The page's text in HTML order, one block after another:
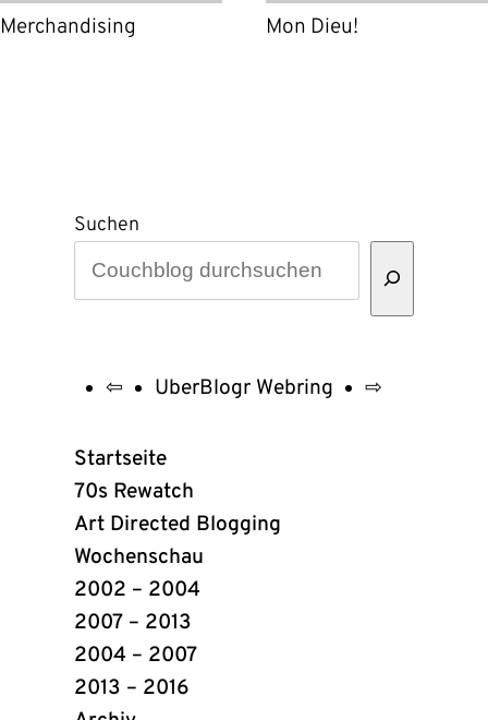
Merchandising Mon Dieu!
Suchen
UberBlogr
Webring
Links
⇦ UberBlogr Webring ⇨
Startseite
70s Rewatch
Art Directed Blogging
Wochenschau
2002 – 2004
2007 – 2013
2004 – 2007
2013 – 2016